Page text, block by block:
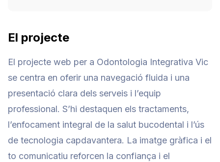
El projecte
El projecte web per a Odontologia Integrativa Vic
se centra en oferir una navegació fluida i una
presentació clara dels serveis i l’equip
professional. S’hi destaquen els tractaments,
l’enfocament integral de la salut bucodental i l’ús
de tecnologia capdavantera. La imatge gràfica i el
to comunicatiu reforcen la confiança i el